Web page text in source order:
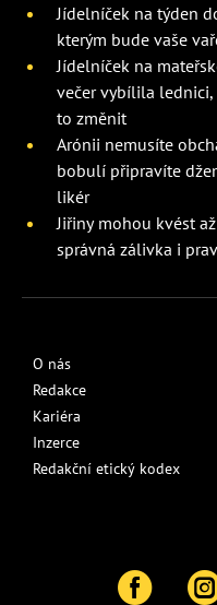
Jídelníček na týden
kterým bude vaše
Jídelníček na
večer vybílila lednici,
to změnit
Arónii nemusíte
bobulí připravíte
likér
Jiřiny mohou kvést
správná zálivka i
O nás
Redakce
Kariéra
Inzerce
Redakční etický kodex